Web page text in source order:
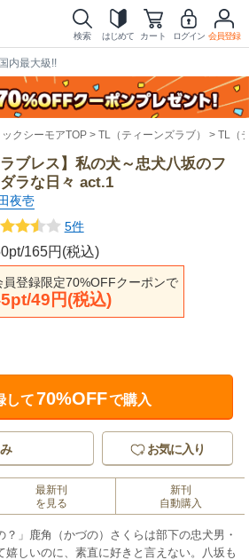
検索 はじめて カート ログイン 会員登録
内最大級!!
クシーモアTOP TL（ティーンズラブ） TL（
ラブレス】私の犬～忠犬八坂のフ
ラな日々 act.1
夜壱
5件
165円(税込)
員登録限定70%OFFクーポンで
49円(税込)
して70%OFFで購入
お気に入り
最新刊
を見る
新刊
自動購入
？」鹿角（かづの）さくらは部下の忠犬男・
嬉しいのに、素直に好きと言えない。八坂も